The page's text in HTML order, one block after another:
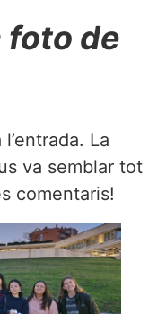
foto de
La
va semblar tot
comentaris!